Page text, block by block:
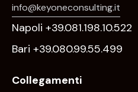
info@keyoneconsulting.it
Napoli +39.081.198.10.522
Bari +39.080.99.55.499
Collegamenti